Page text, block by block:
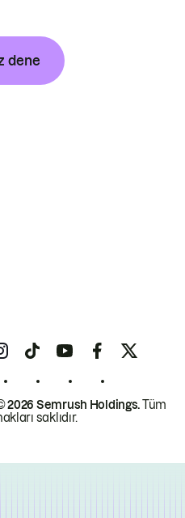
dene
2026 Semrush Holdings.Tüm
saklıdır.